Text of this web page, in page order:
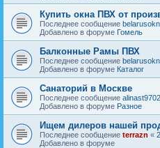
Купить окна ПВХ от
Последнее сообщение
Добавлено в форуме Гомель
Балконные Рамы ПВХ
Последнее сообщение
Добавлено в форуме Каталог
Санаторий в Москве
Последнее сообщение alinast9702
Добавлено в форуме Разное
Ищем дилеров нашей
Последнее сообщение terrazn «
Добавлено в форуме